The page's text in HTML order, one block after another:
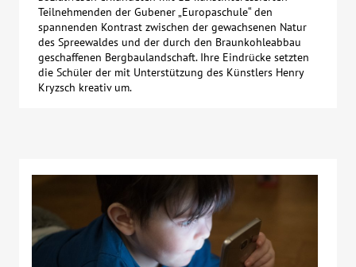
Teilnehmenden der Gubener „Europaschule“ den
spannenden Kontrast zwischen der gewachsenen Natur
des Spreewaldes und der durch den Braunkohleabbau
geschaffenen Bergbaulandschaft. Ihre Eindrücke setzten
die Schüler der mit Unterstützung des Künstlers Henry
Kryzsch kreativ um.